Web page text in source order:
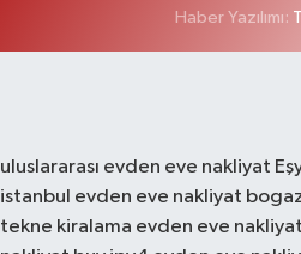
Haber Yazılımı:
uluslararası evden eve nakliyat
istanbul evden eve nakliyat
tekne kiralama evden eve nakliyat